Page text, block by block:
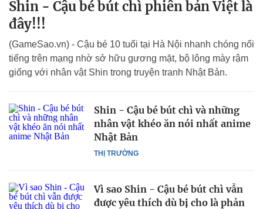
Shin - Cậu bé bút chì phiên bản Việt là
đây!!!
(GameSao.vn) - Cậu bé 10 tuổi tại Hà Nội nhanh chóng nổi
tiếng trên mạng nhờ sở hữu gương mặt, bộ lông mày rậm
giống với nhân vật Shin trong truyện tranh Nhật Bản.
THỊ TRƯỜNG
Shin - Cậu bé bút chì và những
nhân vật khéo ăn nói nhất anime
Nhật Bản
Vì sao Shin - Cậu bé bút chì vẫn
được yêu thích dù bị cho là phản